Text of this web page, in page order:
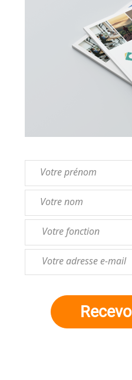
toute la France et vous
afin d’optimiser vos
disposition nos
le meilleur choix en
qui répondent aux
vous remettons des
de votre situation, à
et financier,
de conscience et
vous permettra de
en main